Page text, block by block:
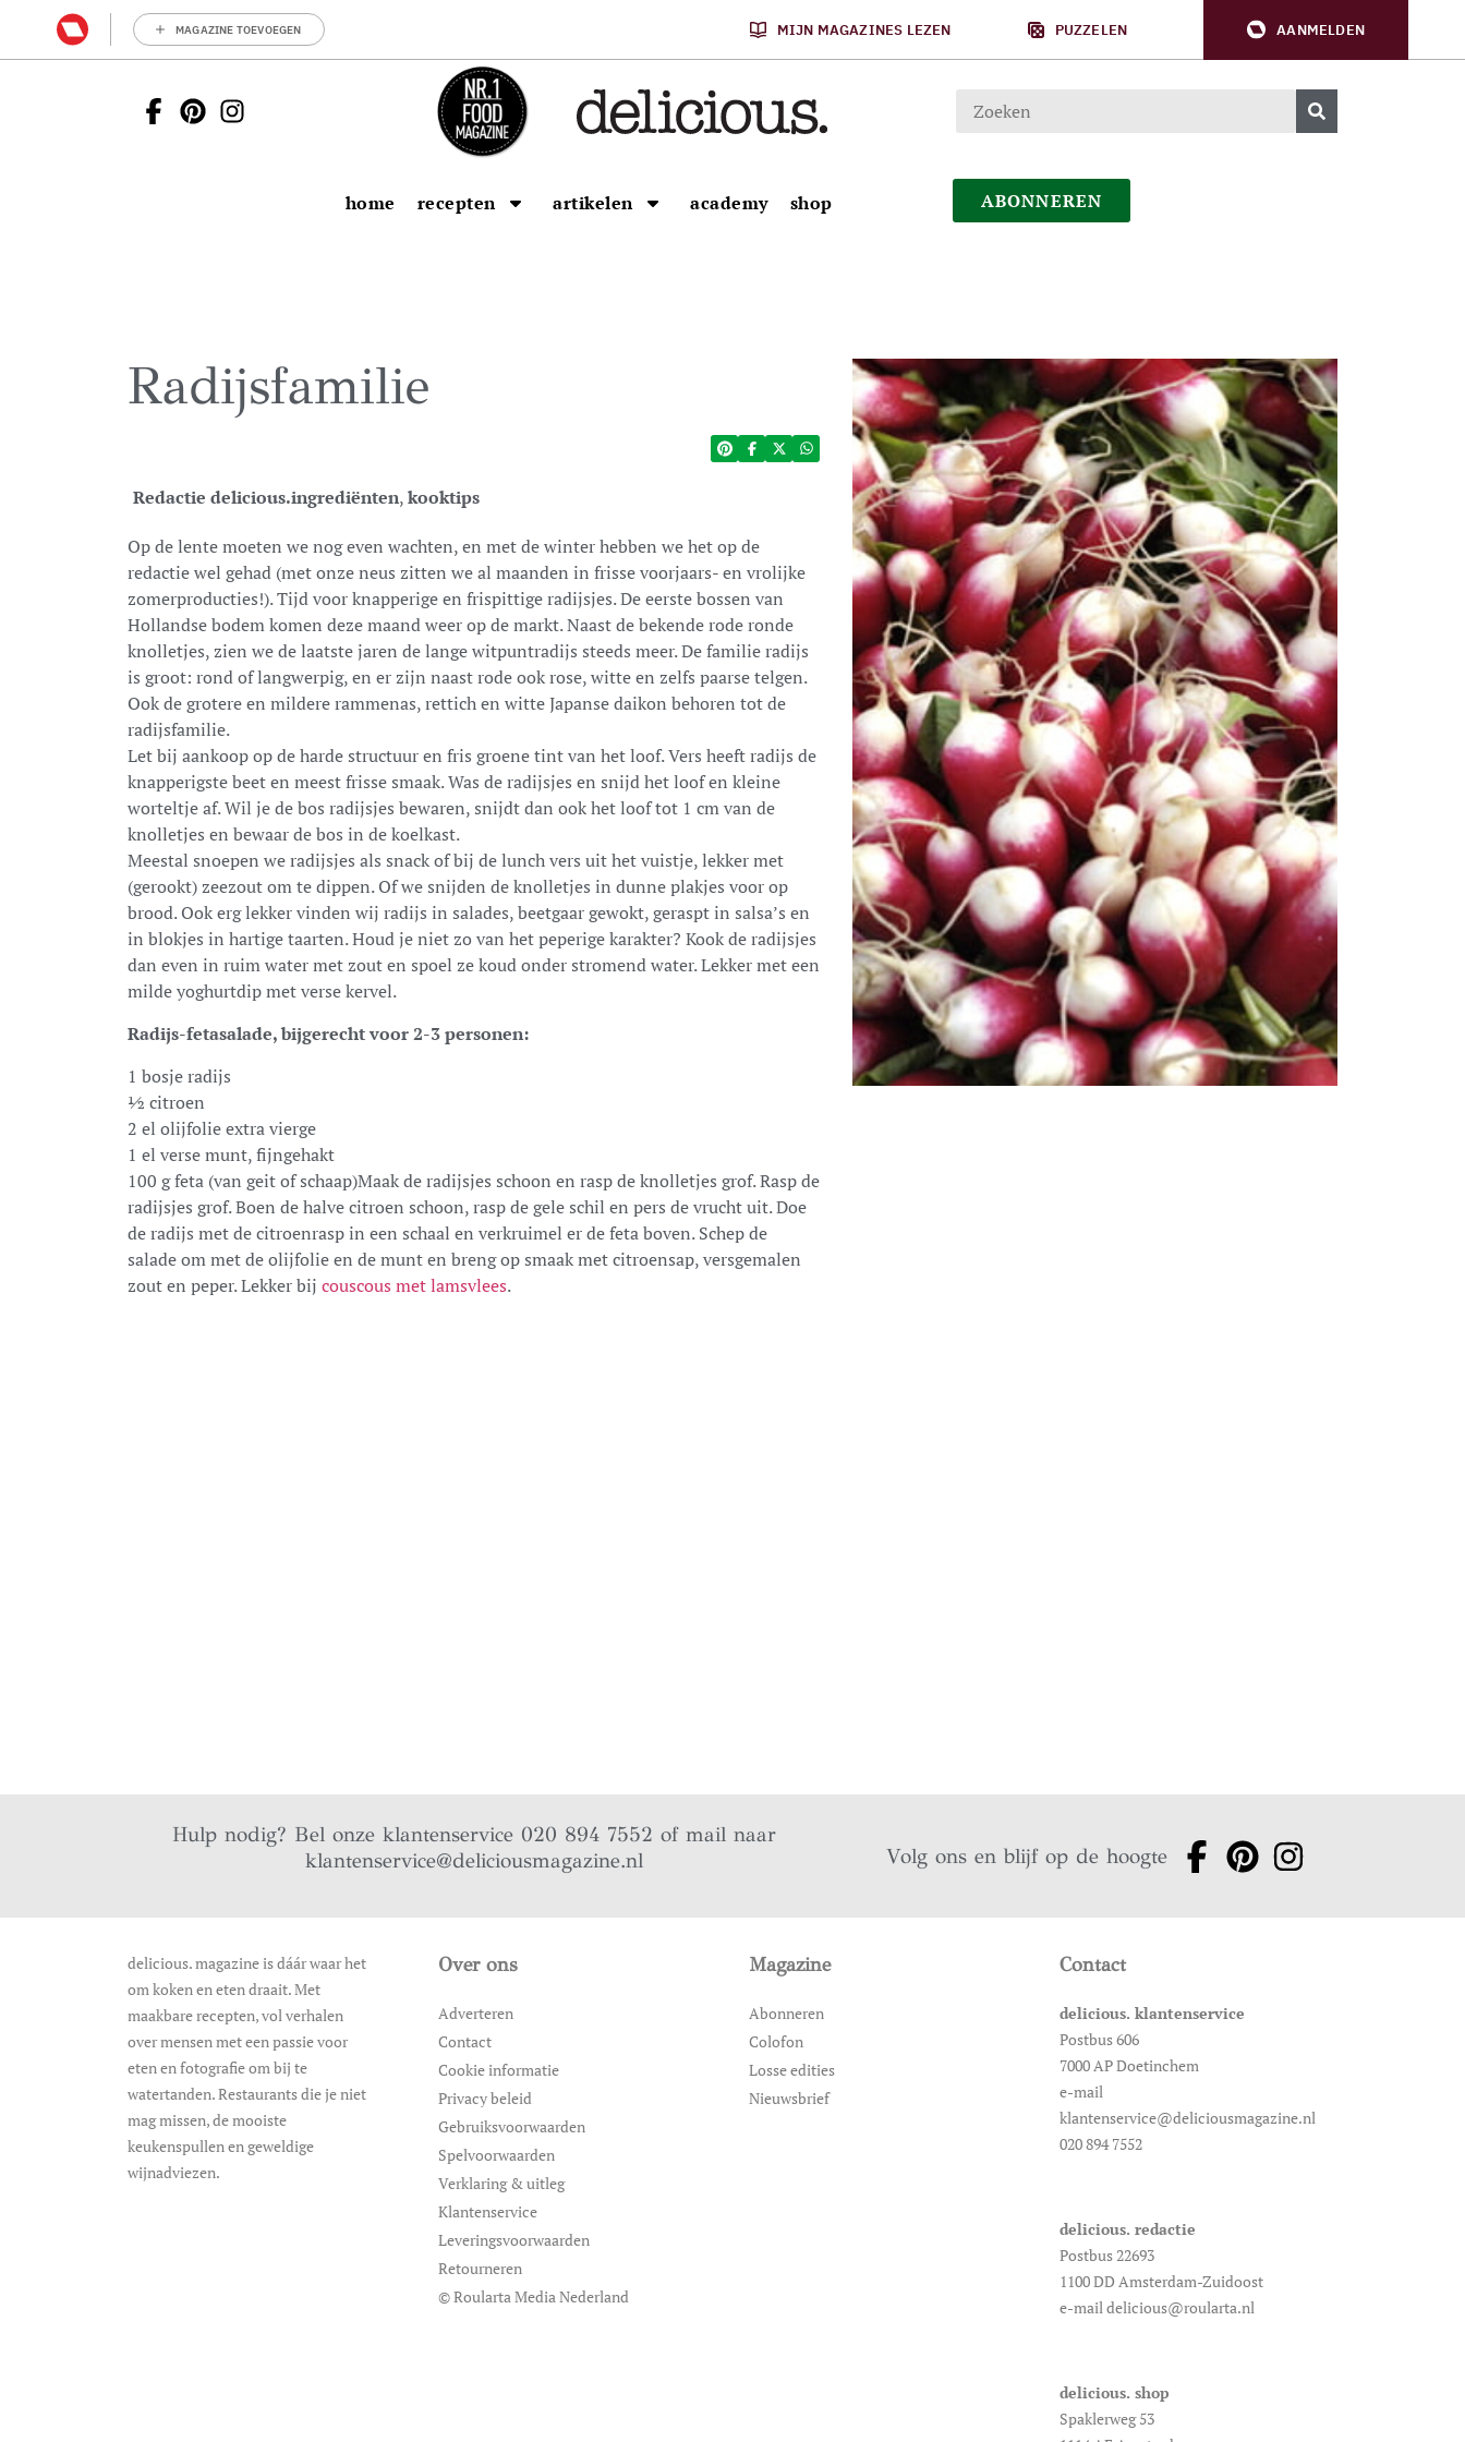
MAGAZINE TOEVOEGEN MIJN MAGAZINES LEZEN PUZZELEN AANMELDEN
home recepten artikelen academy shop ABONNEREN
Radijsfamilie
Redactie delicious.ingrediënten,kooktips
Op de lente moeten we nog even wachten, en met de winter hebben we het op de
redactie wel gehad (met onze neus zitten we al maanden in frisse voorjaars- en vrolijke
zomerproducties!). Tijd voor knapperige en frispittige radijsjes. De eerste bossen van
Hollandse bodem komen deze maand weer op de markt. Naast de bekende rode ronde
knolletjes, zien we de laatste jaren de lange witpuntradijs steeds meer. De familie radijs
is groot: rond of langwerpig, en er zijn naast rode ook rose, witte en zelfs paarse telgen.
Ook de grotere en mildere rammenas, rettich en witte Japanse daikon behoren tot de
radijsfamilie.
Let bij aankoop op de harde structuur en fris groene tint van het loof. Vers heeft radijs de
knapperigste beet en meest frisse smaak. Was de radijsjes en snijd het loof en kleine
worteltje af. Wil je de bos radijsjes bewaren, snijdt dan ook het loof tot 1 cm van de
knolletjes en bewaar de bos in de koelkast.
Meestal snoepen we radijsjes als snack of bij de lunch vers uit het vuistje, lekker met
(gerookt) zeezout om te dippen. Of we snijden de knolletjes in dunne plakjes voor op
brood. Ook erg lekker vinden wij radijs in salades, beetgaar gewokt, geraspt in salsa’s en
in blokjes in hartige taarten. Houd je niet zo van het peperige karakter? Kook de radijsjes
dan even in ruim water met zout en spoel ze koud onder stromend water. Lekker met een
milde yoghurtdip met verse kervel.
Radijs-fetasalade, bijgerecht voor 2-3 personen:
1 bosje radijs
½ citroen
2 el olijfolie extra vierge
1 el verse munt, fijngehakt
100 g feta (van geit of schaap)Maak de radijsjes schoon en rasp de knolletjes grof. Rasp de
radijsjes grof. Boen de halve citroen schoon, rasp de gele schil en pers de vrucht uit. Doe
de radijs met de citroenrasp in een schaal en verkruimel er de feta boven. Schep de
salade om met de olijfolie en de munt en breng op smaak met citroensap, versgemalen
zout en peper. Lekker bij couscous met lamsvlees.
Hulp nodig? Bel onze klantenservice 020 894 7552 of mail naar
klantenservice@deliciousmagazine.nl
Volg ons en blijf op de hoogte
delicious. magazine is dáár waar het
om koken en eten draait. Met
maakbare recepten, vol verhalen
over mensen met een passie voor
eten en fotografie om bij te
watertanden. Restaurants die je niet
mag missen, de mooiste
keukenspullen en geweldige
wijnadviezen.
Over ons
Adverteren
Contact
Cookie informatie
Privacy beleid
Gebruiksvoorwaarden
Spelvoorwaarden
Verklaring & uitleg
Klantenservice
Leveringsvoorwaarden
Retourneren
© Roularta Media Nederland
Magazine
Abonneren
Colofon
Losse edities
Nieuwsbrief
Contact
delicious. klantenservice
Postbus 606
7000 AP Doetinchem
e-mail
klantenservice@deliciousmagazine.nl
020 894 7552
delicious. redactie
Postbus 22693
1100 DD Amsterdam-Zuidoost
e-mail delicious@roularta.nl
delicious. shop
Spaklerweg 53